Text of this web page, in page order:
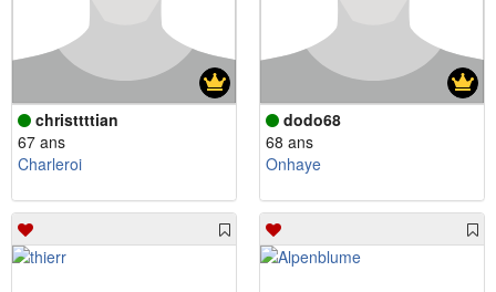
christtttian
67 ans
Charleroi
dodo68
68 ans
Onhaye